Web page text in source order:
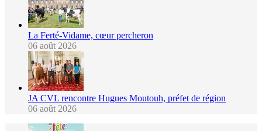
La Ferté-Vidame, cœur percheron
06 août 2026
JA CVL rencontre Hugues Moutouh, préfet de région
06 août 2026